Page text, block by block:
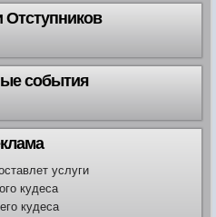
Отступников
события
услуги
кудеса
кудеса